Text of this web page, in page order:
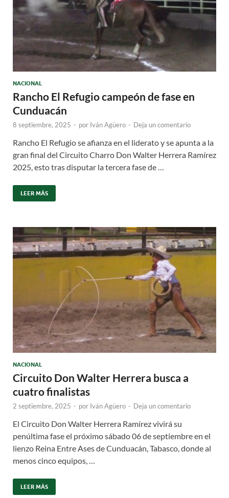
NACIONAL
Rancho El Refugio campeón de fase en
Cunduacán
8 septiembre, 2025 - por Iván Agüero - Deja un comentario
Rancho El Refugio se afianza en el liderato y se apunta a la
gran final del Circuito Charro Don Walter Herrera Ramírez
2025, esto tras disputar la tercera fase de …
LEER MÁS
NACIONAL
Circuito Don Walter Herrera busca a
cuatro finalistas
2 septiembre, 2025 - por Iván Agüero - Deja un comentario
El Circuito Don Walter Herrera Ramírez vivirá su
penúltima fase el próximo sábado 06 de septiembre en el
lienzo Reina Entre Ases de Cunduacán, Tabasco, donde al
menos cinco equipos, …
LEER MÁS